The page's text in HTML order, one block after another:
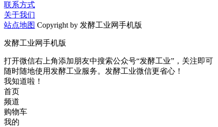
联系方式
关于我们
站点地图 Copyright by 发酵工业网手机版
发酵工业网手机版
打开微信右上角添加朋友中搜索公众号“发酵工业”，关注即可
随时随地使用发酵工业服务。发酵工业微信更省心！
我知道啦！
首页
频道
购物车
我的